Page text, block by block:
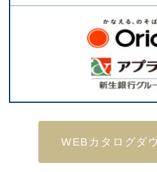
WEBカタログダ